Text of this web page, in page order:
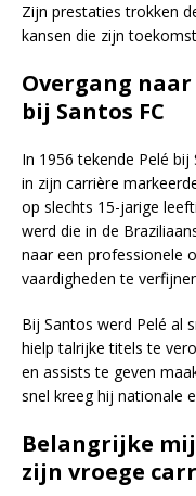
Zijn prestaties trokken
kansen die zijn
Overgang
bij Santos FC
In 1956 tekende Pelé
in zijn carrière
op slechts 15-jarige
werd die in de
naar een professionele
vaardigheden te
Bij Santos werd Pelé al
hielp talrijke titels te
en assists te geven
snel kreeg hij nationale
Belangrijke
zijn vroege